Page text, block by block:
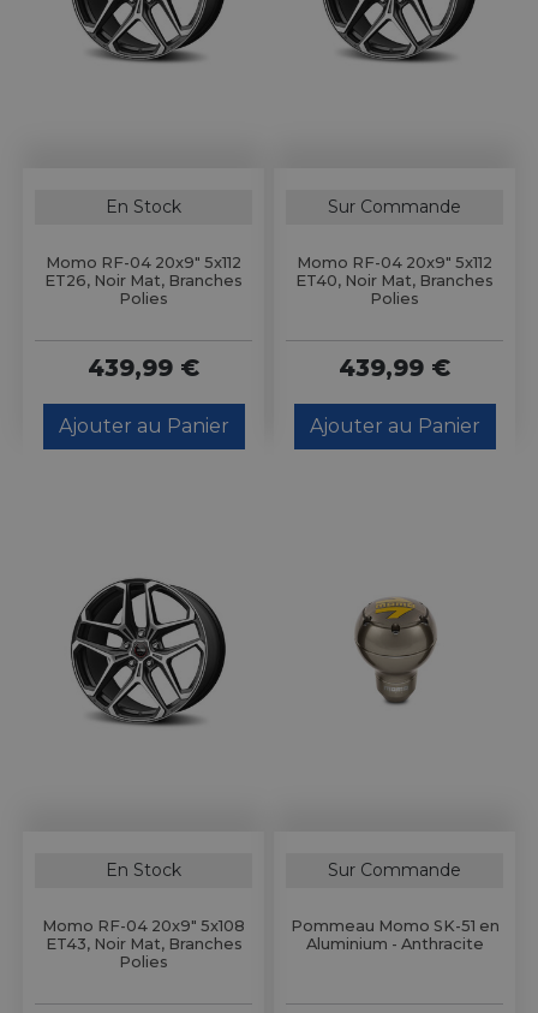
En Stock
Momo RF-04 20x9" 5x112
ET26, Noir Mat, Branches
Polies
439,99 €
Ajouter au Panier
Sur Commande
Momo RF-04 20x9" 5x112
ET40, Noir Mat, Branches
Polies
439,99 €
Ajouter au Panier
En Stock
Momo RF-04 20x9" 5x108
ET43, Noir Mat, Branches
Polies
Sur Commande
Pommeau Momo SK-51 en
Aluminium - Anthracite